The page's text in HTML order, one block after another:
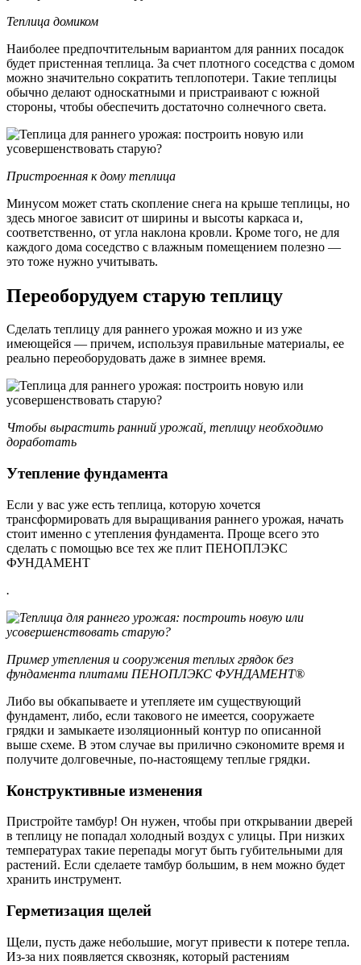
Теплица домиком
Наиболее предпочтительным вариантом для ранних посадок
будет пристенная теплица. За счет плотного соседства с домом
можно значительно сократить теплопотери. Такие теплицы
обычно делают односкатными и пристраивают с южной
стороны, чтобы обеспечить достаточно солнечного света.
Пристроенная к дому теплица
Минусом может стать скопление снега на крыше теплицы, но
здесь многое зависит от ширины и высоты каркаса и,
соответственно, от угла наклона кровли. Кроме того, не для
каждого дома соседство с влажным помещением полезно —
это тоже нужно учитывать.
Переоборудуем старую теплицу
Сделать теплицу для раннего урожая можно и из уже
имеющейся — причем, используя правильные материалы, ее
реально переоборудовать даже в зимнее время.
Чтобы вырастить ранний урожай, теплицу необходимо
доработать
Утепление фундамента
Если у вас уже есть теплица, которую хочется
трансформировать для выращивания раннего урожая, начать
стоит именно с утепления фундамента. Проще всего это
сделать с помощью все тех же плит ПЕНОПЛЭКС
ФУНДАМЕНТ
.
Пример утепления и сооружения теплых грядок без
фундамента плитами ПЕНОПЛЭКС ФУНДАМЕНТ®
Либо вы обкапываете и утепляете им существующий
фундамент, либо, если такового не имеется, сооружаете
грядки и замыкаете изоляционный контур по описанной
выше схеме. В этом случае вы прилично сэкономите время и
получите долговечные, по-настоящему теплые грядки.
Конструктивные изменения
Пристройте тамбур! Он нужен, чтобы при открывании дверей
в теплицу не попадал холодный воздух с улицы. При низких
температурах такие перепады могут быть губительными для
растений. Если сделаете тамбур большим, в нем можно будет
хранить инструмент.
Герметизация щелей
Щели, пусть даже небольшие, могут привести к потере тепла.
Из-за них появляется сквозняк, который растениям